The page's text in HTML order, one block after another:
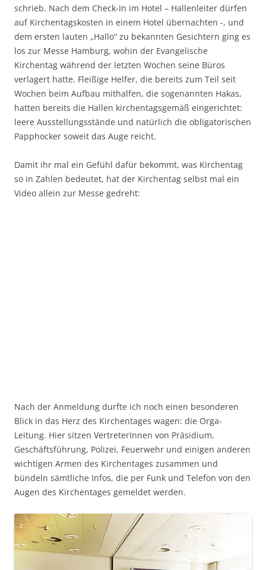
schrieb. Nach dem Check-In im Hotel – Hallenleiter dürfen
auf Kirchentagskosten in einem Hotel übernachten -, und
dem ersten lauten „Hallo“ zu bekannten Gesichtern ging es
los zur Messe Hamburg, wohin der Evangelische
Kirchentag während der letzten Wochen seine Büros
verlagert hatte. Fleißige Helfer, die bereits zum Teil seit
Wochen beim Aufbau mithalfen, die sogenannten Hakas,
hatten bereits die Hallen kirchentagsgemäß eingerichtet:
leere Ausstellungsstände und natürlich die obligatorischen
Papphocker soweit das Auge reicht.
Damit ihr mal ein Gefühl dafür bekommt, was Kirchentag
so in Zahlen bedeutet, hat der Kirchentag selbst mal ein
Video allein zur Messe gedreht:
Nach der Anmeldung durfte ich noch einen besonderen
Blick in das Herz des Kirchentages wagen: die Orga-
Leitung. Hier sitzen VertreterInnen von Präsidium,
Geschäftsführung, Polizei, Feuerwehr und einigen anderen
wichtigen Armen des Kirchentages zusammen und
bündeln sämtliche Infos, die per Funk und Telefon von den
Augen des Kirchentages gemeldet werden.